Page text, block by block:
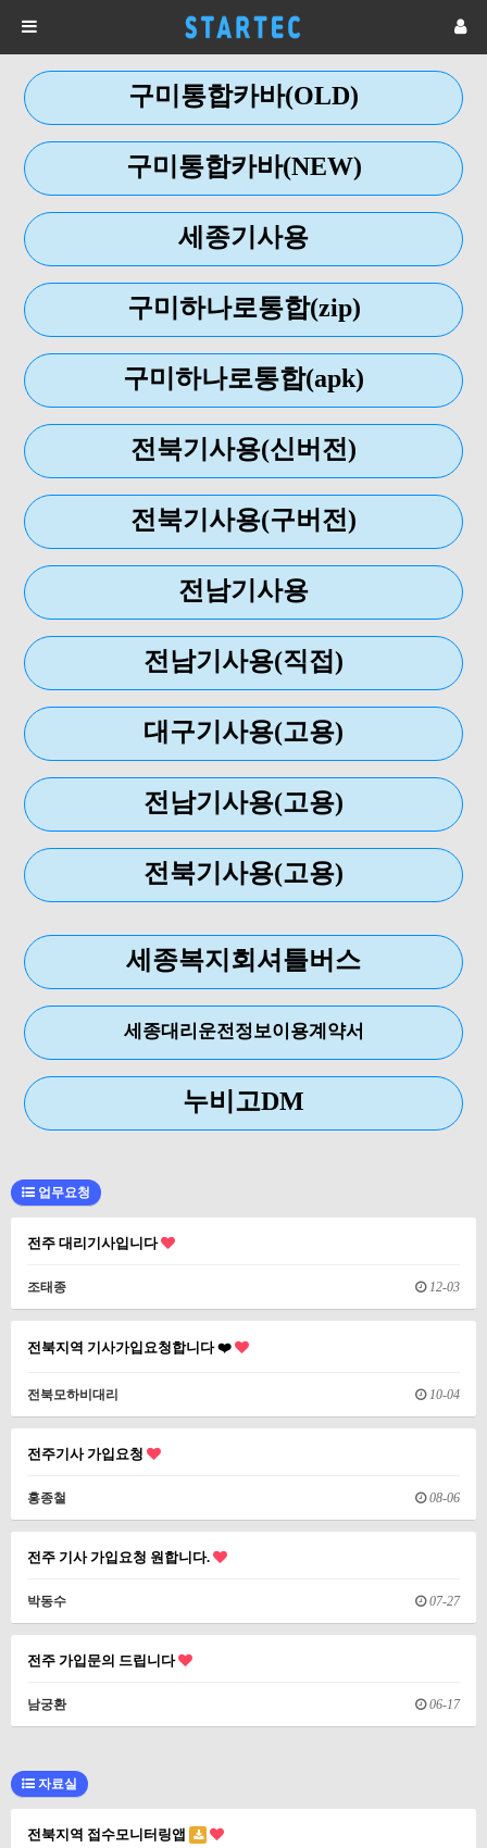
구미통합카바(OLD)
구미통합카바(NEW)
세종기사용
구미하나로통합(zip)
구미하나로통합(apk)
전북기사용(신버전)
전북기사용(구버전)
전남기사용
전남기사용(직접)
대구기사용(고용)
전남기사용(고용)
전북기사용(고용)
세종복지회셔틀버스
세종대리운전정보이용계약서
누비고DM
업무요청
전주 대리기사입니다
조태종 12-03
전북지역 기사가입요청합니다 ❤️
전북모하비대리 10-04
전주기사 가입요청
홍종철 08-06
전주 기사 가입요청 원합니다.
박동수 07-27
전주 가입문의 드립니다
남궁환 06-17
자료실
전북지역 접수모니터링앱